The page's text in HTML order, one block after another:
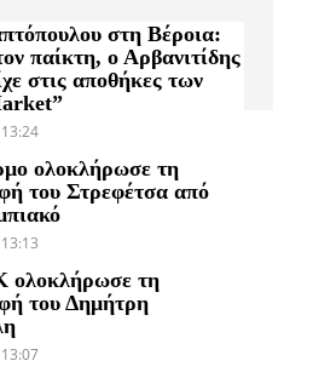
στη Βέροια:
παίκτη, ο Αρβανιτίδης
στις αποθήκες των
ολοκλήρωσε τη
του Στρεφέτσα από
τη
του Δημήτρη